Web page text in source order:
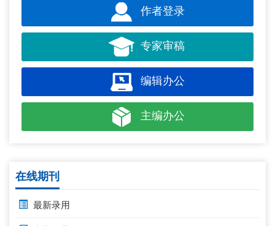
作者登录
专家审稿
编辑办公
主编办公
在线期刊
最新录用